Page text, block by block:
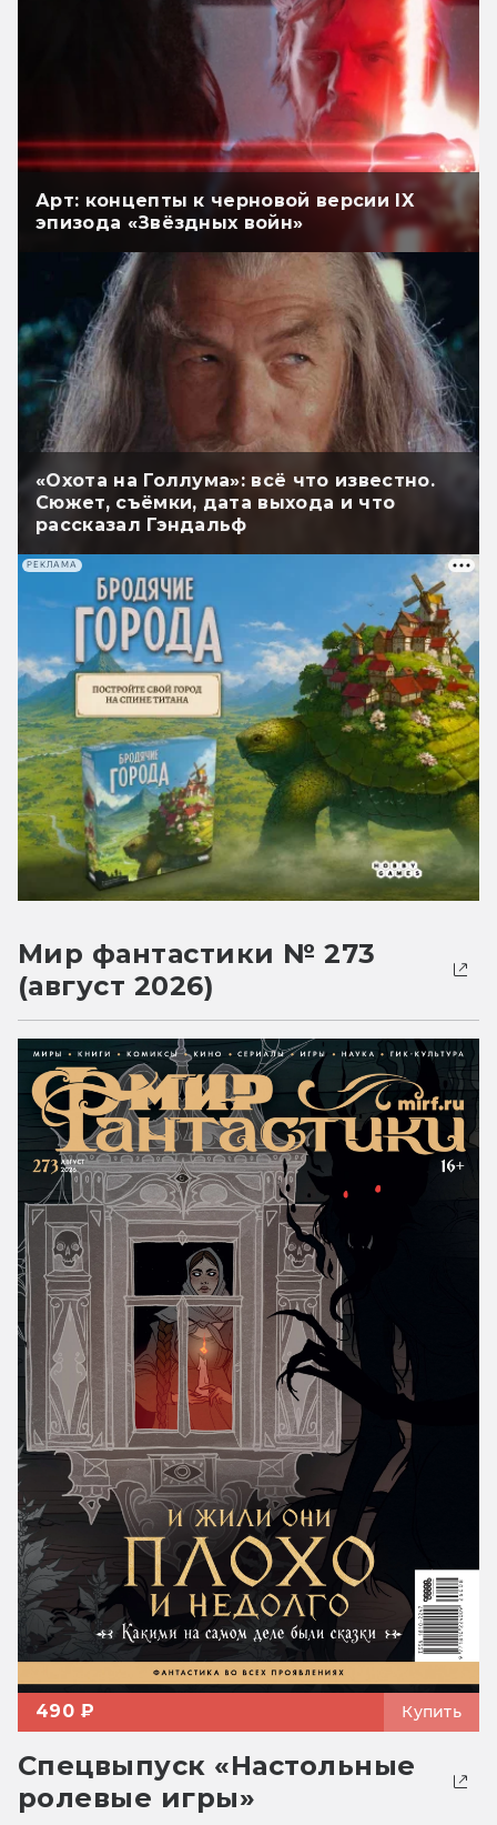
Арт: концепты к черновой версии IX
эпизода «Звёздных войн»
«Охота на Голлума»: всё что известно.
Сюжет, съёмки, дата выхода и что
рассказал Гэндальф
РЕКЛАМА
Мир фантастики № 273
(август 2026)
490 ₽ Купить
Спецвыпуск «Настольные
ролевые игры»